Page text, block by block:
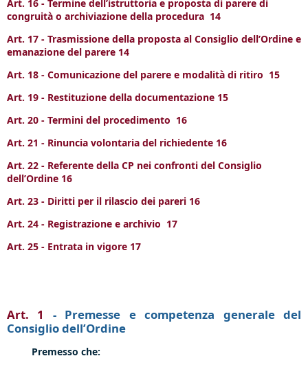
Art. 16 - Termine dell’istruttoria e proposta di parere di
congruità o archiviazione della procedura 14
Art. 17 - Trasmissione della proposta al Consiglio dell’Ordine e
emanazione del parere 14
Art. 18 - Comunicazione del parere e modalità di ritiro 15
Art. 19 - Restituzione della documentazione 15
Art. 20 - Termini del procedimento 16
Art. 21 - Rinuncia volontaria del richiedente 16
Art. 22 - Referente della CP nei confronti del Consiglio
dell’Ordine 16
Art. 23 - Diritti per il rilascio dei pareri 16
Art. 24 - Registrazione e archivio 17
Art. 25 - Entrata in vigore 17
Art. 1
- Premesse e competenza generale del
Consiglio dell’Ordine
Premesso che: